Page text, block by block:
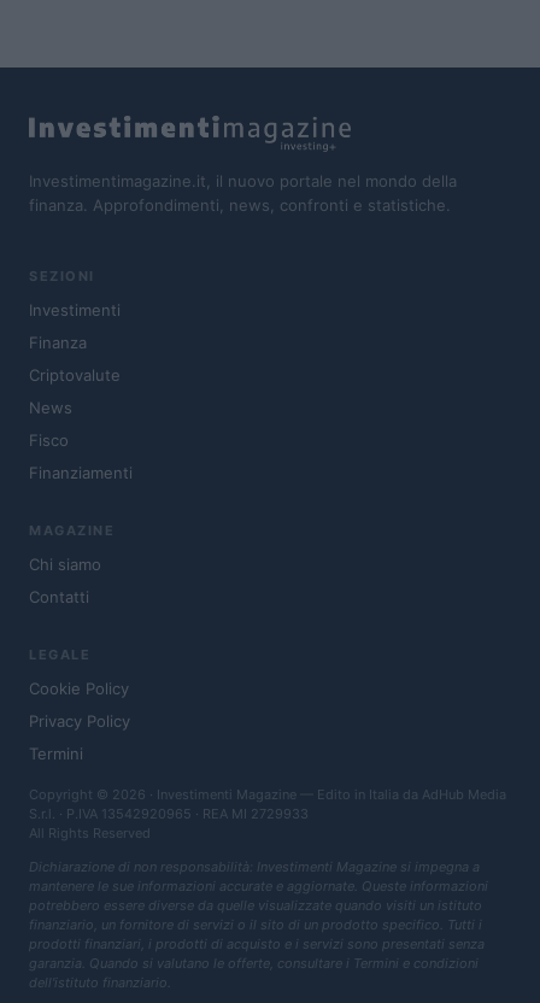
Investimentimagazine.it, il nuovo portale nel mondo della
finanza. Approfondimenti, news, confronti e statistiche.
SEZIONI
Investimenti
Finanza
Criptovalute
News
Fisco
Finanziamenti
MAGAZINE
Chi siamo
Contatti
LEGALE
Cookie Policy
Privacy Policy
Termini
Copyright © 2026 · Investimenti Magazine — Edito in Italia da AdHub Media
S.r.l. · P.IVA 13542920965 · REA MI 2729933
All Rights Reserved
Dichiarazione di non responsabilità: Investimenti Magazine si impegna a
mantenere le sue informazioni accurate e aggiornate. Queste informazioni
potrebbero essere diverse da quelle visualizzate quando visiti un istituto
finanziario, un fornitore di servizi o il sito di un prodotto specifico. Tutti i
prodotti finanziari, i prodotti di acquisto e i servizi sono presentati senza
garanzia. Quando si valutano le offerte, consultare i Termini e condizioni
dell'istituto finanziario.